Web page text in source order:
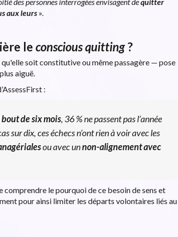
aux leurs ».
le conscious quitting?
soit constitutive ou même passagère — pose
aiguë.
:
bout de six mois, 36 % ne passent pas l’année
sur dix, ces échecs n’ont rien à voir avec les
ou avec unnon-alignement avec
le pourquoi de ce besoin de sens et
pour ainsi limiter les départs volontaires liés au